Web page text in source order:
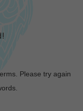
Please try again